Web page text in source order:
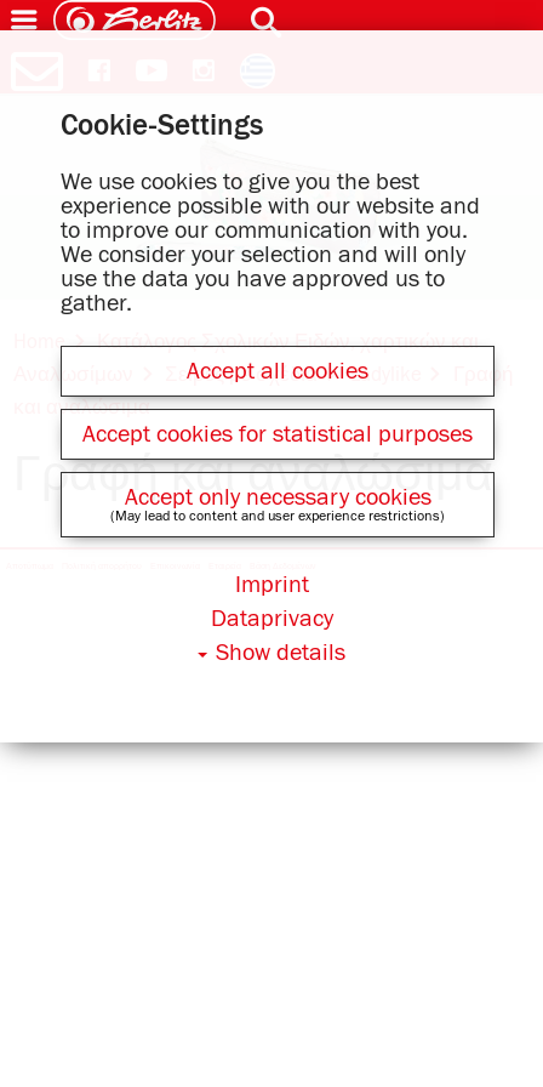
Home
Κατάλογος Σχολικών Ειδών, χαρτικών και
Σειρές με σχέδια Ladylike
και αναλώσιμα
Γραφή και αναλώσιμα
Cookie-Settings
We use cookies to give you the best
experience possible with our website and
to improve our communication with you.
We consider your selection and will only
use the data you have approved us to
gather.
Accept all cookies
Accept cookies for statistical purposes
Accept only necessary cookies
(May lead to content and user experience restrictions)
Show details
Dataprivacy
Imprint